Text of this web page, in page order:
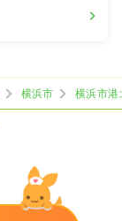
横浜市
横浜市港